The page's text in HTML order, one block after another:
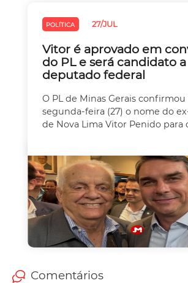
POLÍTICA 27/JUL
Vitor é aprovado em
do PL e será candidato a
deputado federal
O PL de Minas Gerais confirmou
segunda-feira (27) o nome do
de Nova Lima Vitor Penido para
Comentários